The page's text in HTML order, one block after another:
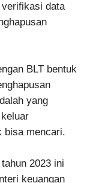
data
BLT bentuk
yang
bisa mencari.
2023 ini
keuangan